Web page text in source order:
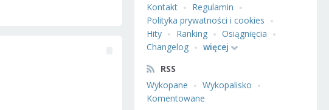
Kontakt
Regulamin
Polityka prywatności i cookies
Hity
Ranking
Osiągnięcia
Changelog
więcej
RSS
Wykopane
Wykopalisko
Komentowane